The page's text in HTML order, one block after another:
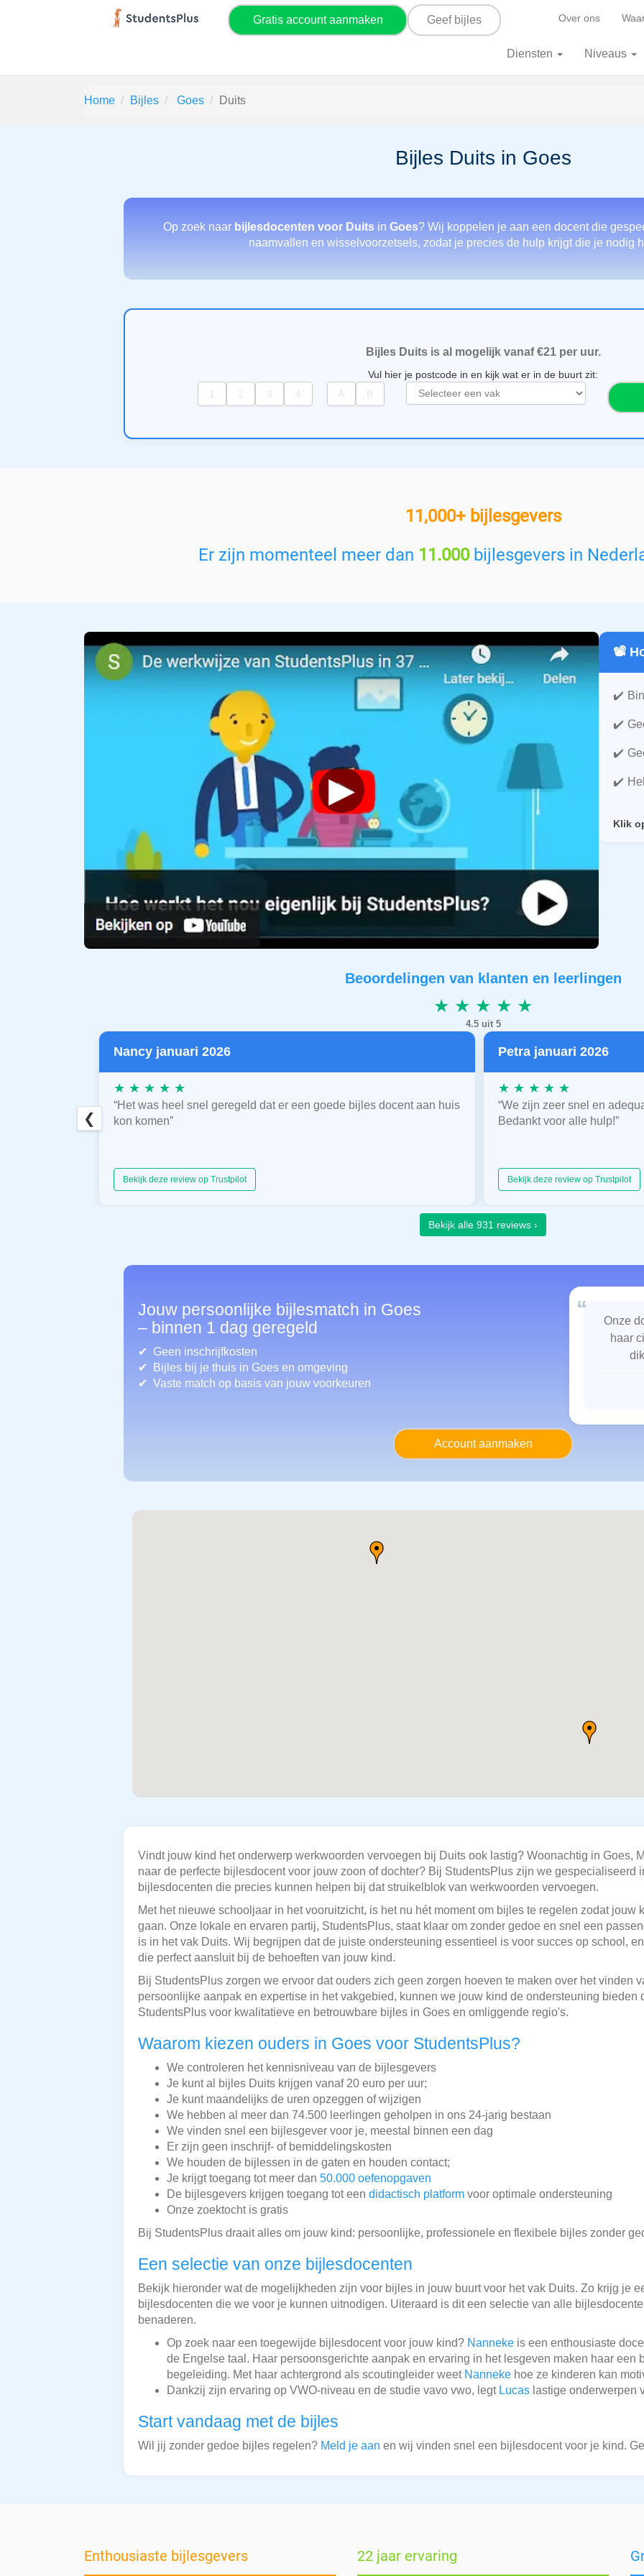
Gratis account aanmaken Geef bijles Over ons
Diensten Niveaus
Home Bijles Goes Duits
Bijles Duits in Goes
Op zoek naar bijlesdocenten voor Duitsin Goes? Wij koppelen je aan een docent die
naamvallen en wisselvoorzetsels, zodat je precies de hulp krijgt die je nodig
Bijles Duits is al mogelijk vanaf €21 per uur.
Vul hier je postcode in en kijk wat er in de buurt zit:
e
e
n
11,000+ bijlesgevers
Er zijn momenteel meer dan 11.000bijlesgevers in
▶
📽️
Klik
Beoordelingen van klanten en leerlingen
★ ★ ★ ★ ★
4.5 uit 5
Nancy januari 2026
★ ★ ★ ★ ★
“Het was heel snel geregeld dat er een goede bijles docent aan huis
kon komen”
Bekijk deze review op Trustpilot
Petra januari 2026
★ ★ ★ ★ ★
“We zijn zeer snel en
Bedankt voor alle hulp!”
Bekijk deze review op Trustpilot
❮
Bekijk alle 931 reviews ›
Jouw persoonlijke bijlesmatch in Goes
– binnen 1 dag geregeld
Geen inschrijfkosten
Bijles bij je thuis in Goes en omgeving
Vaste match op basis van jouw voorkeuren
“
Onze
haar
Account aanmaken
Vindt jouw kind het onderwerp werkwoorden vervoegen bij Duits ook lastig? Woonachtig in Goes,
naar de perfecte bijlesdocent voor jouw zoon of dochter? Bij StudentsPlus zijn we gespecialiseerd
bijlesdocenten die precies kunnen helpen bij dat struikelblok van werkwoorden vervoegen.
Met het nieuwe schooljaar in het vooruitzicht, is het nu hét moment om bijles te regelen zodat jouw
gaan. Onze lokale en ervaren partij, StudentsPlus, staat klaar om zonder gedoe en snel een
is in het vak Duits. Wij begrijpen dat de juiste ondersteuning essentieel is voor succes op school,
die perfect aansluit bij de behoeften van jouw kind.
Bij StudentsPlus zorgen we ervoor dat ouders zich geen zorgen hoeven te maken over het vinden
persoonlijke aanpak en expertise in het vakgebied, kunnen we jouw kind de ondersteuning bieden
StudentsPlus voor kwalitatieve en betrouwbare bijles in Goes en omliggende regio's.
Waarom kiezen ouders in Goes voor StudentsPlus?
We controleren het kennisniveau van de bijlesgevers
Je kunt al bijles Duits krijgen vanaf 20 euro per uur;
Je kunt maandelijks de uren opzeggen of wijzigen
We hebben al meer dan 74.500 leerlingen geholpen in ons 24-jarig bestaan
We vinden snel een bijlesgever voor je, meestal binnen een dag
Er zijn geen inschrijf- of bemiddelingskosten
We houden de bijlessen in de gaten en houden contact;
Je krijgt toegang tot meer dan 50.000 oefenopgaven
De bijlesgevers krijgen toegang tot een didactisch platform voor optimale ondersteuning
Onze zoektocht is gratis
Bij StudentsPlus draait alles om jouw kind: persoonlijke, professionele en flexibele bijles zonder
Een selectie van onze bijlesdocenten
Bekijk hieronder wat de mogelijkheden zijn voor bijles in jouw buurt voor het vak Duits. Zo krijg je
bijlesdocenten die we voor je kunnen uitnodigen. Uiteraard is dit een selectie van alle
benaderen.
Op zoek naar een toegewijde bijlesdocent voor jouw kind? Nanneke is een enthousiaste
de Engelse taal. Haar persoonsgerichte aanpak en ervaring in het lesgeven maken haar een
begeleiding. Met haar achtergrond als scoutingleider weet Nanneke hoe ze kinderen kan
Dankzij zijn ervaring op VWO-niveau en de studie vavo vwo, legt Lucas lastige onderwerpen
Start vandaag met de bijles
Wil jij zonder gedoe bijles regelen? Meld je aan en wij vinden snel een bijlesdocent voor je kind.
Enthousiaste bijlesgevers 22 jaar ervaring